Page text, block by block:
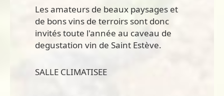
Les amateurs de beaux paysages et
de bons vins de terroirs sont donc
invités toute l'année au caveau de
degustation vin de Saint Estève.
SALLE CLIMATISEE